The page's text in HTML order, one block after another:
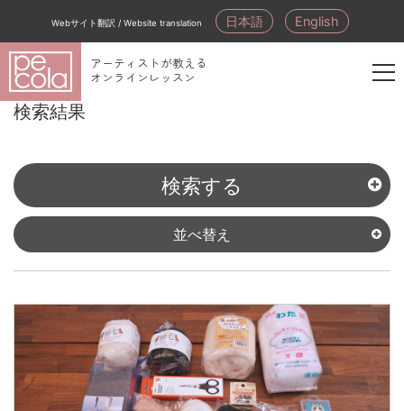
Webサイト翻訳 / Website translation 日本語 English
アーティストが教える
オンラインレッスン
員
登
録
検索結果
検索する
並べ替え